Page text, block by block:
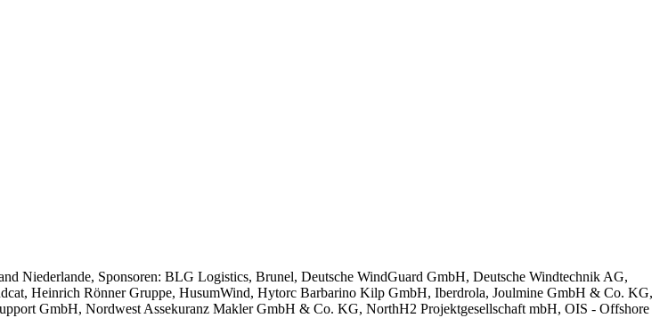
Niederlande, Sponsoren: BLG Logistics, Brunel, Deutsche WindGuard GmbH, Deutsche Windtechnik AG,
Heinrich Rönner Gruppe, HusumWind, Hytorc Barbarino Kilp GmbH, Iberdrola, Joulmine GmbH & Co. KG,
GmbH, Nordwest Assekuranz Makler GmbH & Co. KG, NorthH2 Projektgesellschaft mbH, OIS - Offshore